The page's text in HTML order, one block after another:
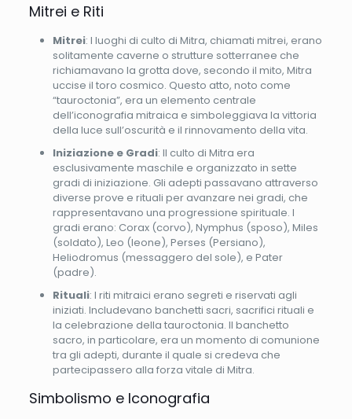
Mitrei e Riti
Mitrei: I luoghi di culto di Mitra, chiamati mitrei, erano
solitamente caverne o strutture sotterranee che
richiamavano la grotta dove, secondo il mito, Mitra
uccise il toro cosmico. Questo atto, noto come
“tauroctonia”, era un elemento centrale
dell’iconografia mitraica e simboleggiava la vittoria
della luce sull’oscurità e il rinnovamento della vita.
Iniziazione e Gradi: Il culto di Mitra era
esclusivamente maschile e organizzato in sette
gradi di iniziazione. Gli adepti passavano attraverso
diverse prove e rituali per avanzare nei gradi, che
rappresentavano una progressione spirituale. I
gradi erano: Corax (corvo), Nymphus (sposo), Miles
(soldato), Leo (leone), Perses (Persiano),
Heliodromus (messaggero del sole), e Pater
(padre).
Rituali: I riti mitraici erano segreti e riservati agli
iniziati. Includevano banchetti sacri, sacrifici rituali e
la celebrazione della tauroctonia. Il banchetto
sacro, in particolare, era un momento di comunione
tra gli adepti, durante il quale si credeva che
partecipassero alla forza vitale di Mitra.
Simbolismo e Iconografia